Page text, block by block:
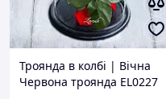
Троянда в колбі | Вічна
Червона троянда EL0227